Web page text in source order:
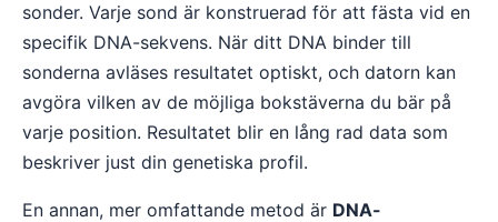
sonder. Varje sond är konstruerad för att fästa vid en
specifik DNA-sekvens. När ditt DNA binder till
sonderna avläses resultatet optiskt, och datorn kan
avgöra vilken av de möjliga bokstäverna du bär på
varje position. Resultatet blir en lång rad data som
beskriver just din genetiska profil.
En annan, mer omfattande metod är DNA-